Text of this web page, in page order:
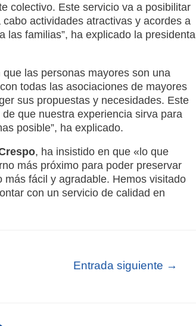
colectivo. Este servicio va a posibilitar
actividades atractivas y acordes a
las familias”, ha explicado la presidenta
que las personas mayores son una
todas las asociaciones de mayores
sus propuestas y necesidades. Este
que nuestra experiencia sirva para
posible”, ha explicado.
, ha insistido en que «lo que
más próximo para poder preservar
fácil y agradable. Hemos visitado
con un servicio de calidad en
Entrada siguiente →